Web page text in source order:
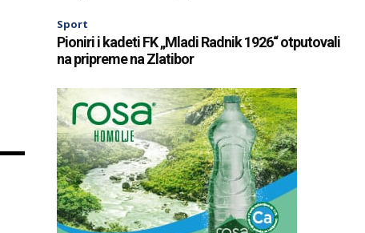
Sport
Pioniri i kadeti FK „Mladi Radnik 1926“ otputovali
na pripreme na Zlatibor